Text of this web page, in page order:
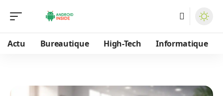
Actu Bureautique High-Tech Informatique